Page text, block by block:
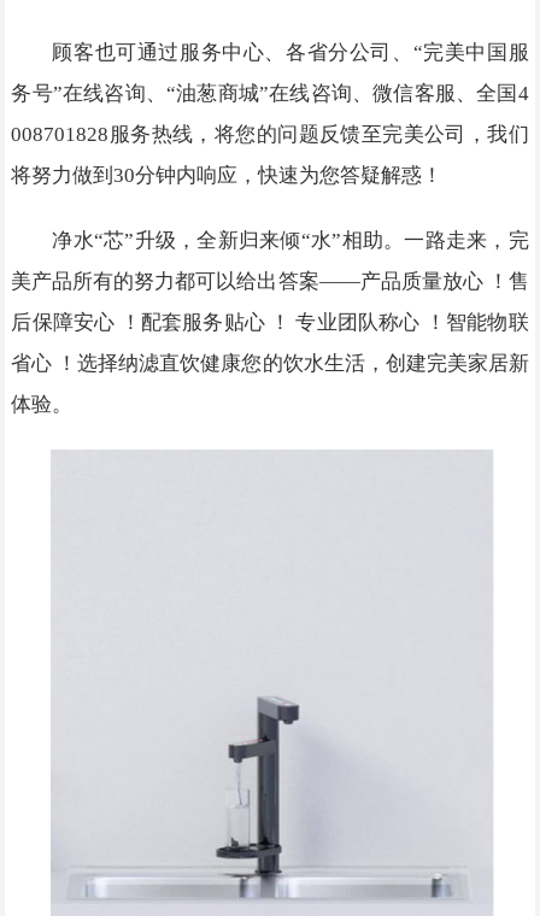
顾客也可通过服务中心、各省分公司、“完美中国服
务号”在线咨询、“油葱商城”在线咨询、微信客服、全国4
008701828服务热线，将您的问题反馈至完美公司，我们
将努力做到30分钟内响应，快速为您答疑解惑！
净水“芯”升级，全新归来倾“水”相助。一路走来，完
美产品所有的努力都可以给出答案——产品质量放心 ！售
后保障安心 ！配套服务贴心 ！ 专业团队称心 ！智能物联
省心 ！选择纳滤直饮健康您的饮水生活，创建完美家居新
体验。